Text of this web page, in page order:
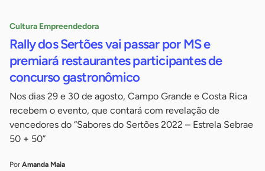
Cultura Empreendedora
Rally dos Sertões vai passar por MS e
premiará restaurantes participantes de
concurso gastronômico
Nos dias 29 e 30 de agosto, Campo Grande e Costa Rica
recebem o evento, que contará com revelação de
vencedores do “Sabores do Sertões 2022 – Estrela Sebrae
50 + 50”
Por Amanda Maia